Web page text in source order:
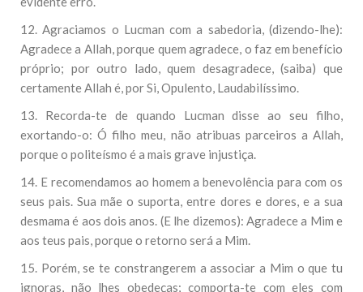
12. Agraciamos o Lucman com a sabedoria, (dizendo-lhe):
Agradece a Allah, porque quem agradece, o faz em benefício
próprio; por outro lado, quem desagradece, (saiba) que
certamente Allah é, por Si, Opulento, Laudabilíssimo.
13. Recorda-te de quando Lucman disse ao seu filho,
exortando-o: Ó filho meu, não atribuas parceiros a Allah,
porque o politeísmo é a mais grave injustiça.
14. E recomendamos ao homem a benevolência para com os
seus pais. Sua mãe o suporta, entre dores e dores, e a sua
desmama é aos dois anos. (E lhe dizemos): Agradece a Mim e
aos teus pais, porque o retorno será a Mim.
15. Porém, se te constrangerem a associar a Mim o que tu
ignoras, não lhes obedeças; comporta-te com eles com